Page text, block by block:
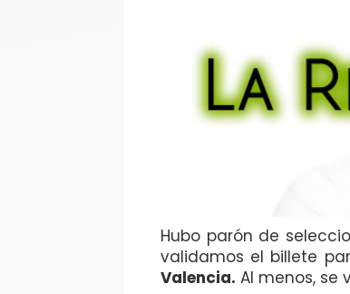
Hubo parón de
validamos el billete
Valencia. Al menos, se